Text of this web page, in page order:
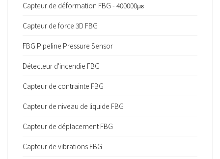
Capteur de déformation FBG - 400000με
Capteur de force 3D FBG
FBG Pipeline Pressure Sensor
Détecteur d'incendie FBG
Capteur de contrainte FBG
Capteur de niveau de liquide FBG
Capteur de déplacement FBG
Capteur de vibrations FBG